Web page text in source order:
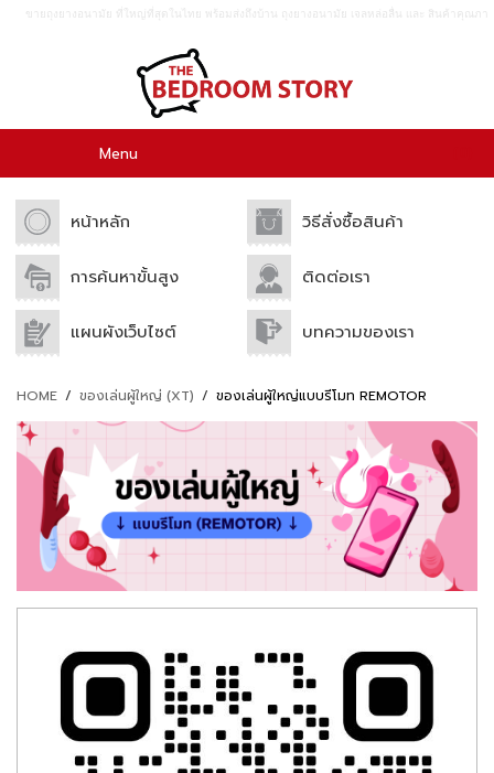
ขายถุงยางอนามัย ที่ใหญ่ที่สุดในไทย พร้อมส่งถึงบ้าน ถุงยางอนามัย เจลหล่อลื่น เเละ สินค้าคุณภา
Menu
หน้าหลัก วิธีสั่งซื้อสินค้า
การค้นหาขั้นสูง ติดต่อเรา
แผนผังเว็บไซต์ บทความของเรา
HOME / ของเล่นผู้ใหญ่ (XT) / ของเล่นผู้ใหญ่แบบรีโมท REMOTOR